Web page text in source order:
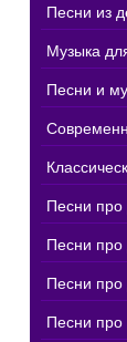
Песни из
Музыка
Песни и
Песни про
Песни про
Песни про
Песни про